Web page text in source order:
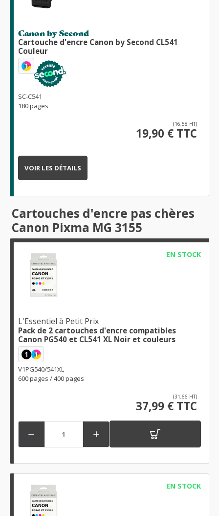
Canon by Second
Cartouche d'encre Canon by Second CL541
Couleur
1
SC-C541
180 pages
(16,58 HT)
19,90 € TTC
VOIR LES DÉTAILS
Cartouches d'encre pas chères
Canon Pixma MG 3155
EN STOCK
L'Essentiel à Petit Prix
Pack de 2 cartouches d'encre compatibles
Canon PG540 et CL541 XL Noir et couleurs
1 1
V1PG540/541XL
600 pages / 400 pages
(31,66 HT)
37,99 € TTC
 
EN STOCK